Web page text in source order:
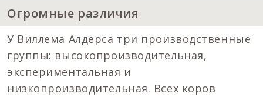
Огромные различия
У Виллема Алдерса три производственные
группы: высокопроизводительная,
экспериментальная и
низкопроизводительная. Всех коров